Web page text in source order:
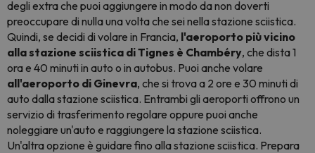
degli extra che puoi aggiungere in modo da non doverti
preoccupare di nulla una volta che sei nella stazione sciistica.
Quindi, se decidi di volare in Francia, l'aeroporto più vicino
alla stazione sciistica di Tignes è Chambéry, che dista 1
ora e 40 minuti in auto o in autobus. Puoi anche volare
all'aeroporto di Ginevra, che si trova a 2 ore e 30 minuti di
auto dalla stazione sciistica. Entrambi gli aeroporti offrono un
servizio di trasferimento regolare oppure puoi anche
noleggiare un'auto e raggiungere la stazione sciistica.
Un'altra opzione è guidare fino alla stazione sciistica. Prepara